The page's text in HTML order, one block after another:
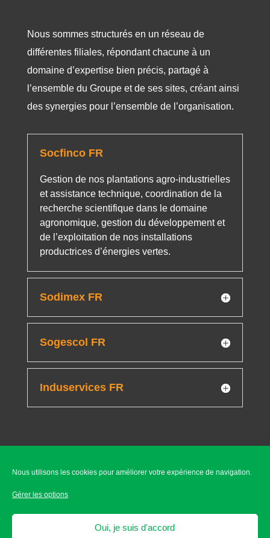
Nous utilisons les cookies pour améliorer votre expérience de navigation.
Gérer les options
Oui, je suis d'accord
Nous sommes structurés en un réseau de
différentes filiales, répondant chacune à un
domaine d’expertise bien précis, partagé à
l’ensemble du Groupe et de ses sites, créant ainsi
des synergies pour l’ensemble de l’organisation.
Socfinco FR
Gestion de nos plantations agro-industrielles
et assistance technique, coordination de la
recherche scientifique dans le domaine
agronomique, gestion du développement et
de l’exploitation de nos installations
productrices d’énergies vertes.
Sodimex FR
Sogescol FR
Induservices FR
Ethics helpline